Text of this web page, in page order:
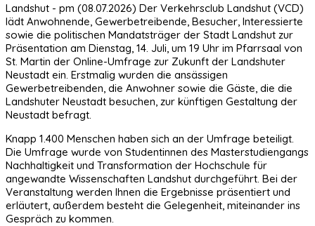
Landshut - pm (08.07.2026) Der Verkehrsclub Landshut (VCD)
lädt Anwohnende, Gewerbetreibende, Besucher, Interessierte
sowie die politischen Mandatsträger der Stadt Landshut zur
Präsentation am Dienstag, 14. Juli, um 19 Uhr im Pfarrsaal von
St. Martin der Online-Umfrage zur Zukunft der Landshuter
Neustadt ein. Erstmalig wurden die ansässigen
Gewerbetreibenden, die Anwohner sowie die Gäste, die die
Landshuter Neustadt besuchen, zur künftigen Gestaltung der
Neustadt befragt.
Knapp 1.400 Menschen haben sich an der Umfrage beteiligt.
Die Umfrage wurde von Studentinnen des Masterstudiengangs
Nachhaltigkeit und Transformation der Hochschule für
angewandte Wissenschaften Landshut durchgeführt. Bei der
Veranstaltung werden Ihnen die Ergebnisse präsentiert und
erläutert, außerdem besteht die Gelegenheit, miteinander ins
Gespräch zu kommen.